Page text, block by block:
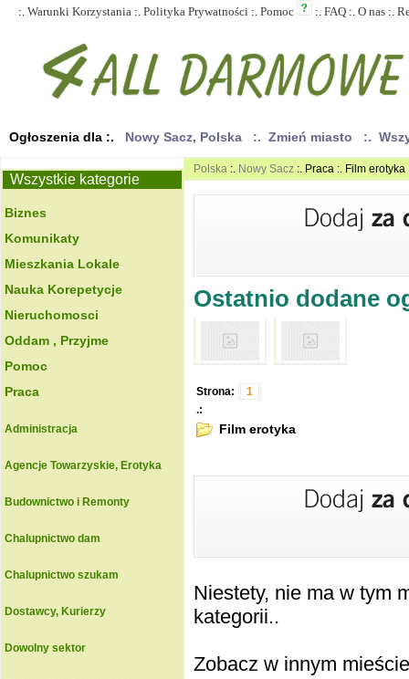
:. Warunki Korzystania :. Polityka Prywatności :. Pomoc :. FAQ :. O nas :.
Ogłoszenia dla :. Nowy Sacz, Polska :. Zmień miasto :.
Wszystkie kategorie
Biznes
Komunikaty
Mieszkania Lokale
Nauka Korepetycje
Nieruchomosci
Oddam , Przyjme
Pomoc
Praca
Administracja
Agencje Towarzyskie, Erotyka
Budownictwo i Remonty
Chalupnictwo dam
Chalupnictwo szukam
Dostawcy, Kurierzy
Dowolny sektor
Polska :. Nowy Sacz :. Praca :. Film erotyka
Ostatnio dodane
Strona:
1
.:
Film erotyka
Niestety, nie ma w tym
kategorii..
Zobacz w innym